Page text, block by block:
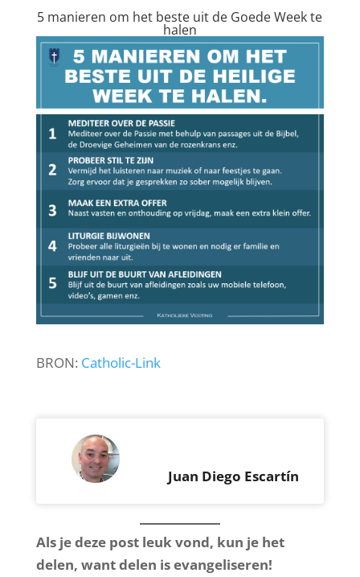
5 manieren om het beste uit de Goede Week te
halen
BRON: Catholic-Link
Juan Diego Escartín
Als je deze post leuk vond, kun je het
delen, want delen is evangeliseren!